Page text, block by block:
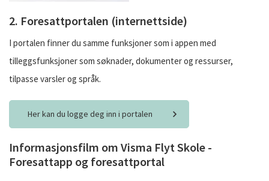
2. Foresattportalen (internettside)
I portalen finner du samme funksjoner som i appen med
tilleggsfunksjoner som søknader, dokumenter og ressurser,
tilpasse varsler og språk.
Her kan du logge deg inn i portalen
Informasjonsfilm om Visma Flyt Skole -
Foresattapp og foresattportal